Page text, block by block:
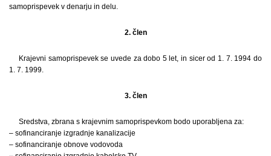
samoprispevek v denarju in delu.
2. člen
Krajevni samoprispevek se uvede za dobo 5 let, in sicer od 1. 7. 1994 do
1. 7. 1999.
3. člen
Sredstva, zbrana s krajevnim samoprispevkom bodo uporabljena za:
– sofinanciranje izgradnje kanalizacije
– sofinanciranje obnove vodovoda